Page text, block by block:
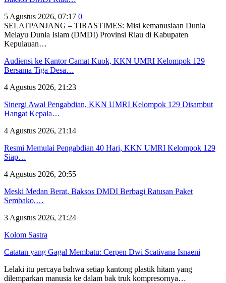
5 Agustus 2026, 07:17 0
SELATPANJANG – TIRASTIMES: Misi kemanusiaan Dunia
Melayu Dunia Islam (DMDI) Provinsi Riau di Kabupaten
Kepulauan…
Audiensi ke Kantor Camat Kuok, KKN UMRI Kelompok 129
Bersama Tiga Desa…
4 Agustus 2026, 21:23
Sinergi Awal Pengabdian, KKN UMRI Kelompok 129 Disambut
Hangat Kepala…
4 Agustus 2026, 21:14
Resmi Memulai Pengabdian 40 Hari, KKN UMRI Kelompok 129
Siap…
4 Agustus 2026, 20:55
Meski Medan Berat, Baksos DMDI Berbagi Ratusan Paket
Sembako,…
3 Agustus 2026, 21:24
Kolom Sastra
Catatan yang Gagal Membatu: Cerpen Dwi Scativana Isnaeni
Lelaki itu percaya bahwa setiap kantong plastik hitam yang
dilemparkan manusia ke dalam bak truk kompresornya…